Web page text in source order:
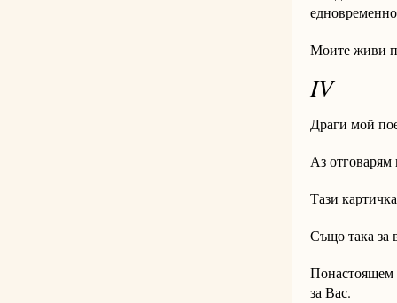
Моите живи
IV
Драги мой
Аз
Тази
Също така за
Понастоящем
за Вас.